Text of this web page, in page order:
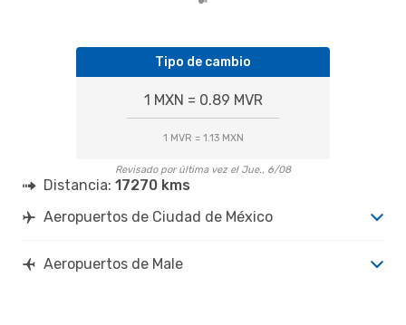
Tipo de cambio
1 MXN = 0.89 MVR
1 MVR = 1.13 MXN
Revisado por última vez el Jue., 6/08
Distancia: 17270 kms
Aeropuertos de Ciudad de México
Aeropuertos de Male